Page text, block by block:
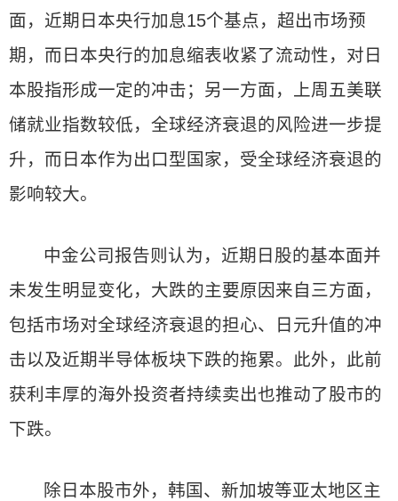
面，近期日本央行加息15个基点，超出市场预
期，而日本央行的加息缩表收紧了流动性，对日
本股指形成一定的冲击；另一方面，上周五美联
储就业指数较低，全球经济衰退的风险进一步提
升，而日本作为出口型国家，受全球经济衰退的
影响较大。
中金公司报告则认为，近期日股的基本面并
未发生明显变化，大跌的主要原因来自三方面，
包括市场对全球经济衰退的担心、日元升值的冲
击以及近期半导体板块下跌的拖累。此外，此前
获利丰厚的海外投资者持续卖出也推动了股市的
下跌。
除日本股市外，韩国、新加坡等亚太地区主